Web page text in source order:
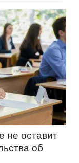
не оставит
об